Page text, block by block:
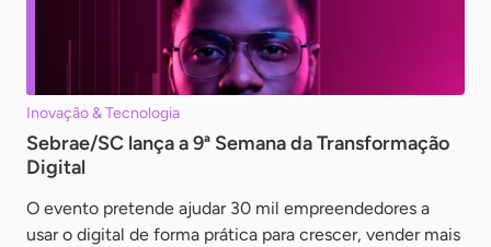
Inovação & Tecnologia
Sebrae/SC lança a 9ª Semana da Transformação
Digital
O evento pretende ajudar 30 mil empreendedores a
usar o digital de forma prática para crescer, vender mais